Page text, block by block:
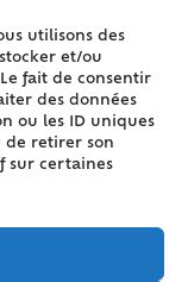
utilisons des
et/ou
fait de consentir
des données
ou les ID uniques
de retirer son
sur certaines